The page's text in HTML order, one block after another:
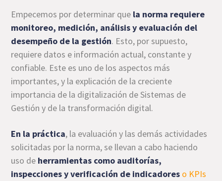
Empecemos por determinar que la norma requiere
monitoreo, medición, análisis y evaluación del
desempeño de la gestión. Esto, por supuesto,
requiere datos e información actual, constante y
confiable. Este es uno de los aspectos más
importantes, y la explicación de la creciente
importancia de la digitalización de Sistemas de
Gestión y de la transformación digital.
En la práctica, la evaluación y las demás actividades
solicitadas por la norma, se llevan a cabo haciendo
uso de herramientas como auditorías,
inspecciones y verificación de indicadores o KPIs